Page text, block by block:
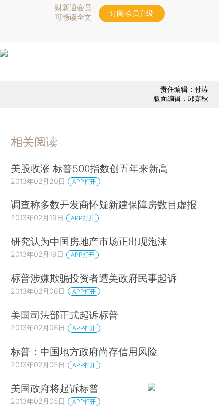
财新通会员
可畅读全文
订阅/会员升级
责任编辑：付涛
版面编辑：邱嘉秋
相关阅读
美股收涨 标普500指数创五年来新高
2013年02月20日 APP打开
调查称多数开发商怀疑新建保障房数目虚报
2013年02月19日 APP打开
研究认为中国房地产市场正出现泡沫
2013年02月19日 APP打开
标普涉嫌欺骗投资者遭美政府民事起诉
2013年02月06日 APP打开
美国司法部正式起诉标普
2013年02月06日 APP打开
标普：中国地方政府尚存信用风险
2013年02月05日 APP打开
美国政府将起诉标普
2013年02月05日 APP打开